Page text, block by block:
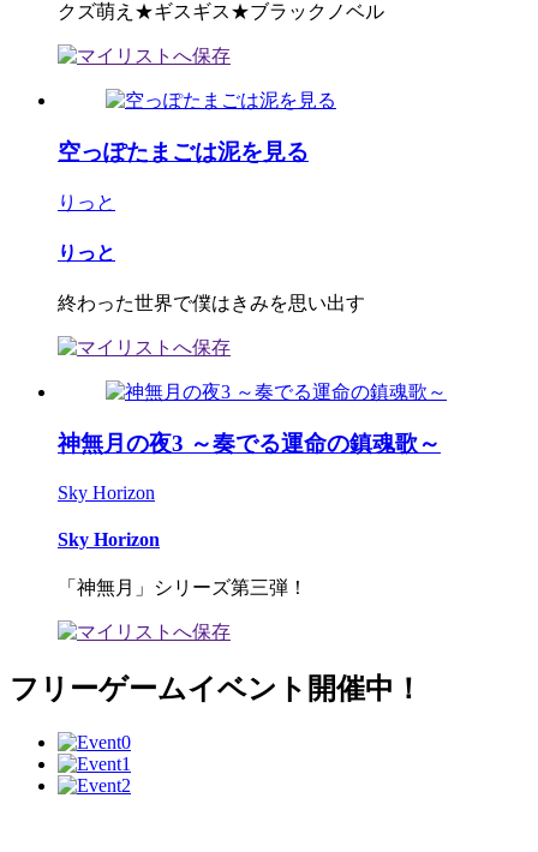
クズ萌え★ギスギス★ブラックノベル
空っぽたまごは泥を見る
りっと
りっと
終わった世界で僕はきみを思い出す
神無月の夜3 ～奏でる運命の鎮魂歌～
Sky Horizon
Sky Horizon
「神無月」シリーズ第三弾！
フリーゲームイベント開催中！